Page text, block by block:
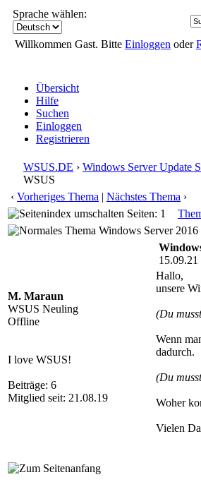
Sprache wählen:
Willkommen Gast. Bitte Einloggen oder
Übersicht
Hilfe
Suchen
Einloggen
Registrieren
WSUS.DE › Windows Server Update
WSUS
‹ Vorheriges Thema | Nächstes Thema ›
Seiten: 1
Windows Server
M. Maraun
WSUS Neuling
Offline
I love WSUS!
Beiträge: 6
Mitglied seit: 21.08.19
15.09.21
Hallo,
unsere
(Du
Wenn
dadurch.
(Du
Woher
Vielen